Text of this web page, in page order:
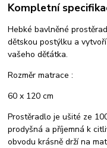
Kompletní
Hebké bavlněné
dětskou postýlku a
vašeho děťátka.
Rozměr matrace :
60 x 120 cm
Prostěradlo je ušité ze
prodyšná a příjemná k
obvodu krásně drží na